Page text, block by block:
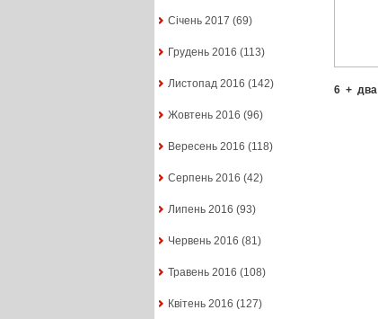
Січень 2017 (69)
Грудень 2016 (113)
Листопад 2016 (142)
Жовтень 2016 (96)
Вересень 2016 (118)
Серпень 2016 (42)
Липень 2016 (93)
Червень 2016 (81)
Травень 2016 (108)
Квітень 2016 (127)
6 + два